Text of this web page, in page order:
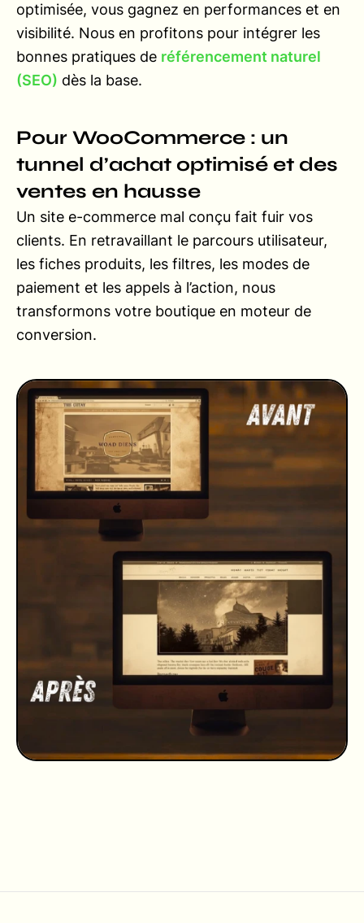
optimisée, vous gagnez en performances et en
visibilité. Nous en profitons pour intégrer les
bonnes pratiques de référencement naturel
(SEO) dès la base.
Pour WooCommerce : un
tunnel d’achat optimisé et des
ventes en hausse
Un site e-commerce mal conçu fait fuir vos
clients. En retravaillant le parcours utilisateur,
les fiches produits, les filtres, les modes de
paiement et les appels à l’action, nous
transformons votre boutique en moteur de
conversion.